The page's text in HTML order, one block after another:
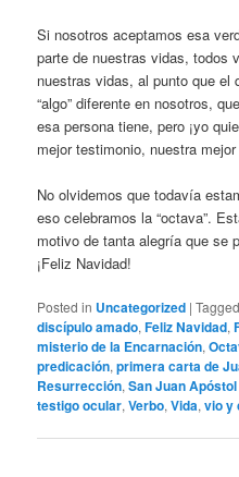
Si nosotros aceptamos esa
parte de nuestras vidas, todos
nuestras vidas, al punto que el
“algo” diferente en nosotros,
esa persona tiene, pero ¡yo
mejor testimonio, nuestra mejor
No olvidemos que todavía
eso celebramos la “octava”.
motivo de tanta alegría que se
¡Feliz Navidad!
Posted in Uncategorized |Tagged
discípulo amado,Feliz Navidad,
misterio de la Encarnación,
predicación,primera carta de
Resurrección,San Juan
testigo ocular,Verbo,Vida,vio y